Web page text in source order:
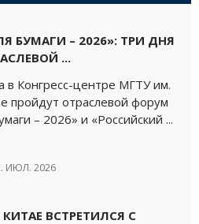
БУМАГИ – 2026»: ТРИ ДНЯ
...
в Конгресс-центре МГТУ им.
пройдут отраслевой форум
– 2026» и «Российский ...
ИЮЛ. 2026
ВСТРЕТИЛСЯ С